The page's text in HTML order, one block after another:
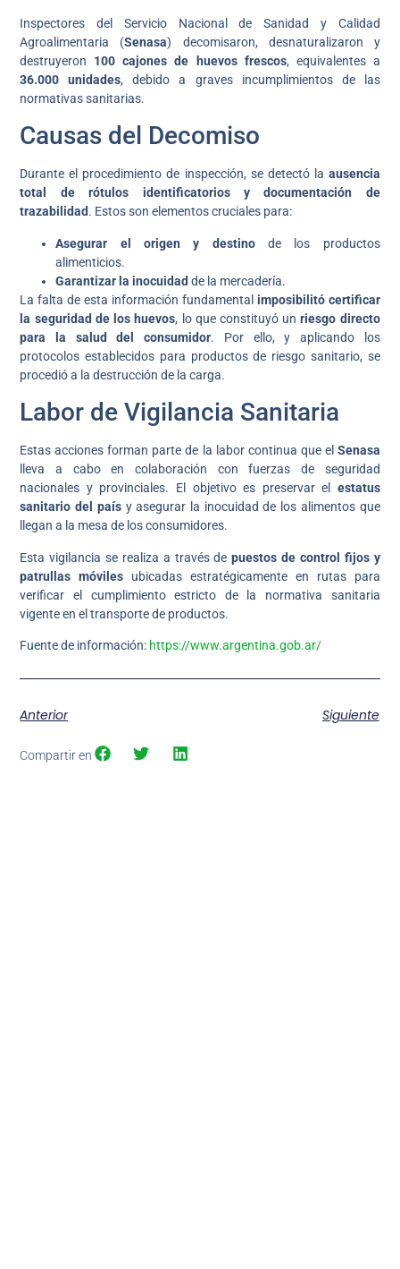
Inspectores del Servicio Nacional de Sanidad y Calidad
Agroalimentaria (Senasa) decomisaron, desnaturalizaron y
destruyeron 100 cajones de huevos frescos, equivalentes a
36.000 unidades, debido a graves incumplimientos de las
normativas sanitarias.
Causas del Decomiso
Durante el procedimiento de inspección, se detectó la ausencia
total de rótulos identificatorios y documentación de
trazabilidad. Estos son elementos cruciales para:
Asegurar el origen y destinode los productos
alimenticios.
Garantizar la inocuidad de la mercadería.
La falta de esta información fundamental imposibilitó certificar
la seguridad de los huevos, lo que constituyó unriesgo directo
para la salud del consumidor. Por ello, y aplicando los
protocolos establecidos para productos de riesgo sanitario, se
procedió a la destrucción de la carga.
Labor de Vigilancia Sanitaria
Estas acciones forman parte de la labor continua que el Senasa
lleva a cabo en colaboración con fuerzas de seguridad
nacionales y provinciales. El objetivo es preservar el estatus
sanitario del país y asegurar la inocuidad de los alimentos que
llegan a la mesa de los consumidores.
Esta vigilancia se realiza a través depuestos de control fijos y
patrullas móviles ubicadas estratégicamente en rutas para
verificar el cumplimiento estricto de la normativa sanitaria
vigente en el transporte de productos.
Fuente de información: https://www.argentina.gob.ar/
Anterior Siguiente
Compartir en